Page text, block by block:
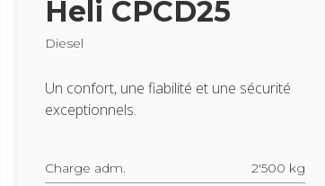
Heli CPCD25
Die­sel
Un confort, une fia­bi­lité et une sécu­rité
excep­tion­nels.
Charge adm. 2'500 kg